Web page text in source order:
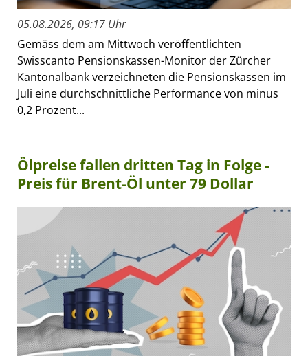
05.08.2026, 09:17 Uhr
Gemäss dem am Mittwoch veröffentlichten
Swisscanto Pensionskassen-Monitor der Zürcher
Kantonalbank verzeichneten die Pensionskassen im
Juli eine durchschnittliche Performance von minus
0,2 Prozent...
Ölpreise fallen dritten Tag in Folge -
Preis für Brent-Öl unter 79 Dollar